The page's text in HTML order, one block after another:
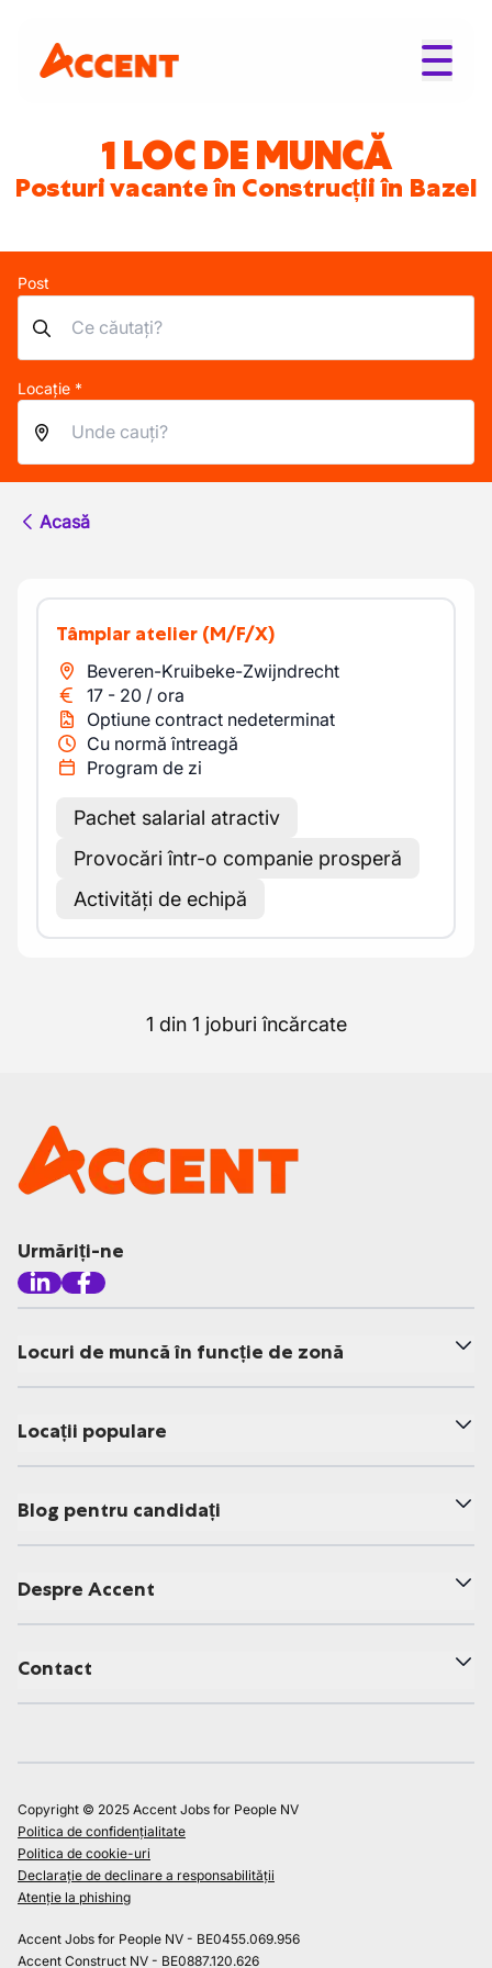
1 LOC DE MUNCĂ
Posturi vacante în Construcții în Bazel
Post
Locație *
Acasă
Tâmplar atelier (M/F/X)
Beveren-Kruibeke-Zwijndrecht
17 - 20 / ora
Optiune contract nedeterminat
Cu normă întreagă
Program de zi
Pachet salarial atractiv
Provocări într-o companie prosperă
Activități de echipă
1 din 1 joburi încărcate
Urmăriți-ne
Locuri de muncă în funcție de zonă
Locații populare
Blog pentru candidați
Despre Accent
Contact
Copyright © 2025 Accent Jobs for People NV
Politica de confidențialitate
Politica de cookie-uri
Declarație de declinare a responsabilității
Atenție la phishing
Accent Jobs for People NV - BE0455.069.956
Accent Construct NV - BE0887.120.626